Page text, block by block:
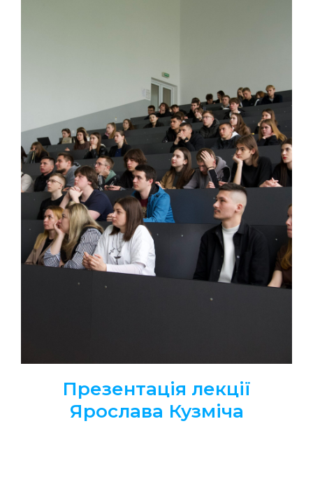
Презентація лекції
Ярослава Кузміча